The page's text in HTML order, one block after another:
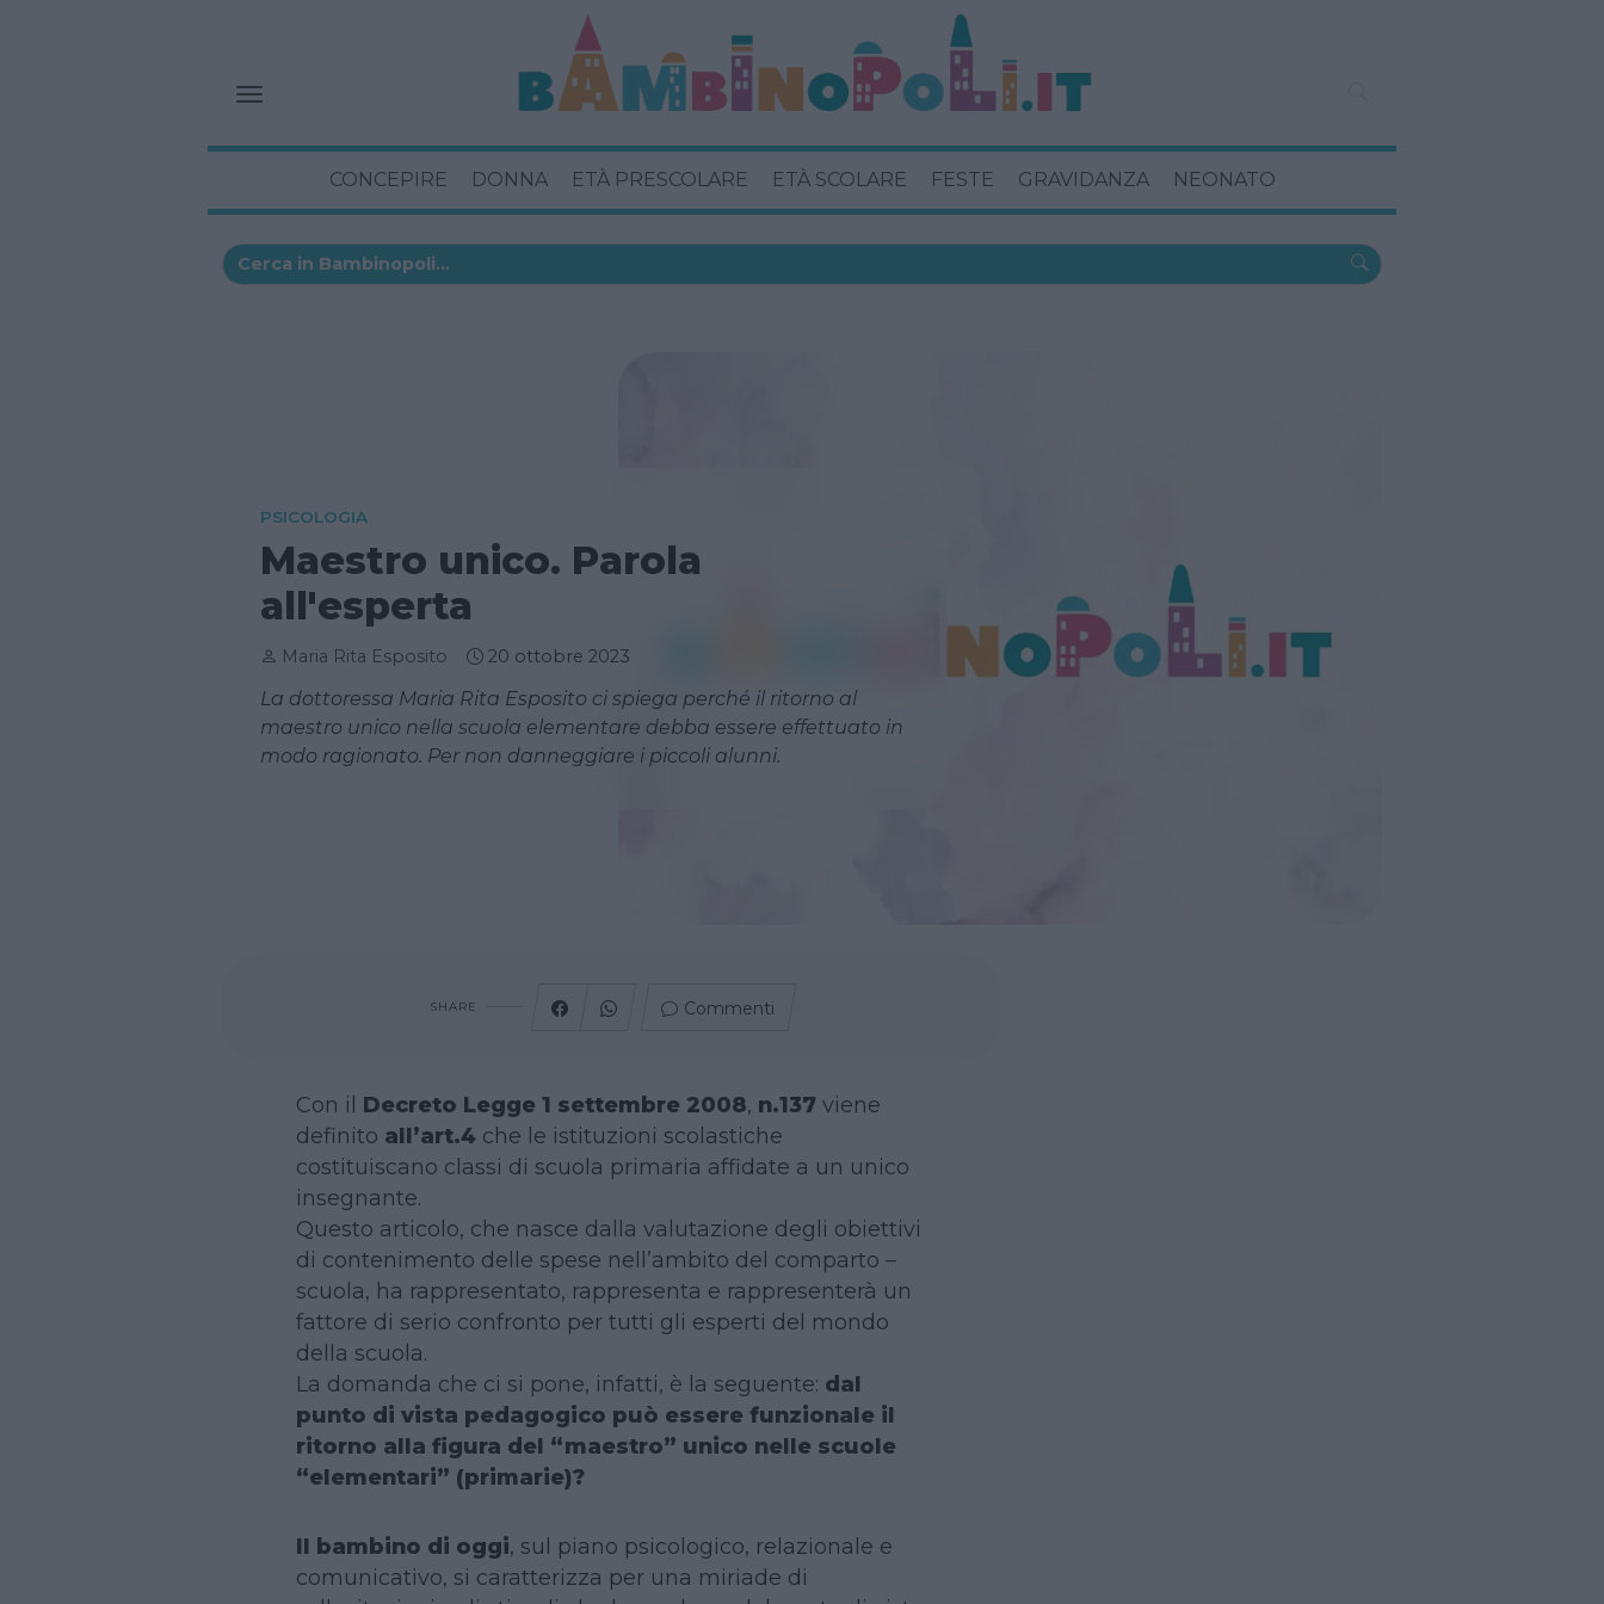
CONCEPIRE DONNA ETÀ PRESCOLARE ETÀ SCOLARE FESTE GRAVIDANZA NEONATO
PSICOLOGIA
Maestro unico. Parola
all'esperta
Maria Rita Esposito 20 ottobre 2023
La dottoressa Maria Rita Esposito ci spiega perché il ritorno al
maestro unico nella scuola elementare debba essere effettuato in
modo ragionato. Per non danneggiare i piccoli alunni.
SHARE Commenti
Con il Decreto Legge 1 settembre 2008, n.137viene
definito all’art.4 che le istituzioni scolastiche
costituiscano classi di scuola primaria affidate a un unico
insegnante.
Questo articolo, che nasce dalla valutazione degli obiettivi
di contenimento delle spese nell’ambito del comparto –
scuola, ha rappresentato, rappresenta e rappresenterà un
fattore di serio confronto per tutti gli esperti del mondo
della scuola.
La domanda che ci si pone, infatti, è la seguente: dal
punto di vista pedagogico può essere funzionale il
ritorno alla figura del “maestro” unico nelle scuole
“elementari” (primarie)?
Il bambino di oggi, sul piano psicologico, relazionale e
comunicativo, si caratterizza per una miriade di